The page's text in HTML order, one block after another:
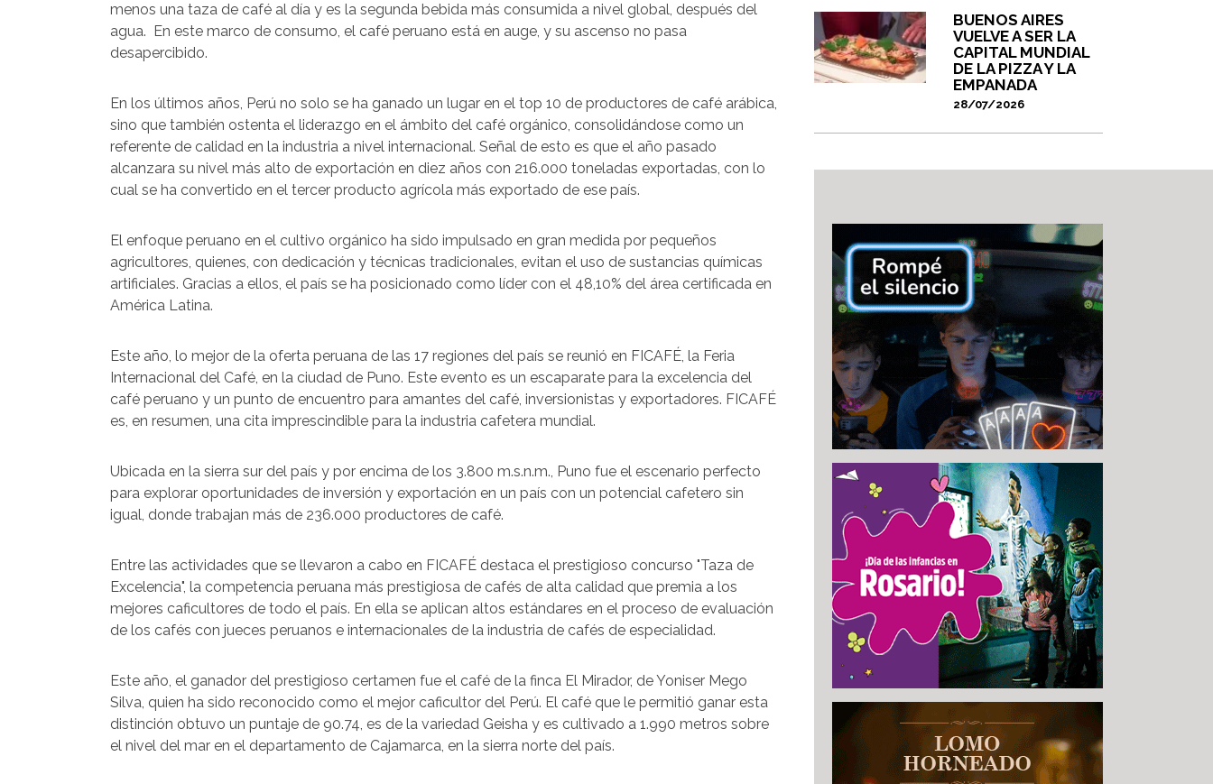
menos una taza de café al día y es la segunda bebida más consumida a nivel global, después del
agua. En este marco de consumo, el café peruano está en auge, y su ascenso no pasa
desapercibido.
En los últimos años, Perú no solo se ha ganado un lugar en el top 10 de productores de café arábica,
sino que también ostenta el liderazgo en el ámbito del café orgánico, consolidándose como un
referente de calidad en la industria a nivel internacional. Señal de esto es que el año pasado
alcanzara su nivel más alto de exportación en diez años con 216.000 toneladas exportadas, con lo
cual se ha convertido en el tercer producto agrícola más exportado de ese país.
El enfoque peruano en el cultivo orgánico ha sido impulsado en gran medida por pequeños
agricultores, quienes, con dedicación y técnicas tradicionales, evitan el uso de sustancias químicas
artificiales. Gracias a ellos, el país se ha posicionado como líder con el 48,10% del área certificada en
América Latina.
Este año, lo mejor de la oferta peruana de las 17 regiones del país se reunió en FICAFÉ, la Feria
Internacional del Café, en la ciudad de Puno. Este evento es un escaparate para la excelencia del
café peruano y un punto de encuentro para amantes del café, inversionistas y exportadores. FICAFÉ
es, en resumen, una cita imprescindible para la industria cafetera mundial.
Ubicada en la sierra sur del país y por encima de los 3.800 m.s.n.m., Puno fue el escenario perfecto
para explorar oportunidades de inversión y exportación en un país con un potencial cafetero sin
igual, donde trabajan más de 236.000 productores de café.
Entre las actividades que se llevaron a cabo en FICAFÉ destaca el prestigioso concurso "Taza de
Excelencia", la competencia peruana más prestigiosa de cafés de alta calidad que premia a los
mejores caficultores de todo el país. En ella se aplican altos estándares en el proceso de evaluación
de los cafés con jueces peruanos e internacionales de la industria de cafés de especialidad.
Este año, el ganador del prestigioso certamen fue el café de la finca El Mirador, de Yoniser Mego
Silva, quien ha sido reconocido como el mejor caficultor del Perú. El café que le permitió ganar esta
distinción obtuvo un puntaje de 90.74, es de la variedad Geisha y es cultivado a 1.990 metros sobre
el nivel del mar en el departamento de Cajamarca, en la sierra norte del país.
BUENOS AIRES
VUELVE A SER LA
CAPITAL MUNDIAL
DE LA PIZZA Y LA
EMPANADA
28/07/2026